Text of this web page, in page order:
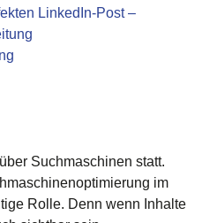
LinkedIn-Post –
Suchmaschinen statt.
im
Rolle. Denn wenn Inhalte